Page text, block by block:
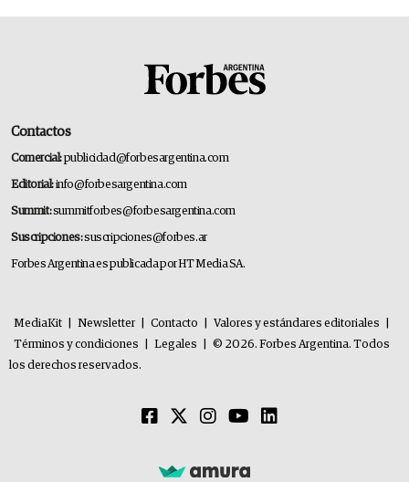
Contactos
Comercial:publicidad@forbesargentina.com
Editorial:info@forbesargentina.com
Summit:summitforbes@forbesargentina.com
Suscripciones:suscripciones@forbes.ar
Forbes Argentina es publicada por HT Media SA.
MediaKit Newsletter Contacto Valores y estándares editoriales
Términos y condiciones
Legales
© 2026. Forbes Argentina. Todos
los derechos reservados.